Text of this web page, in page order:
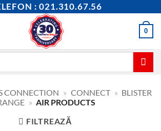
: 021.310.67.56
0
CONNECTION » CONNECT » BLISTER
» AIR PRODUCTS
FILTREAZĂ